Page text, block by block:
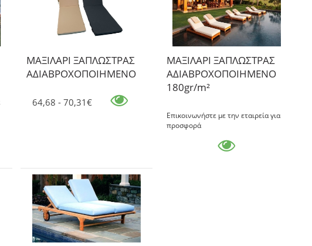
ΜΑΞΙΛΑΡΙ ΞΑΠΛΩΣΤΡΑΣ
ΑΔΙΑΒΡΟΧΟΠΟΙΗΜΕΝΟ
64,68 - 70,31€
ΜΑΞΙΛΑΡΙ ΞΑΠΛΩΣΤΡΑΣ
ΑΔΙΑΒΡΟΧΟΠΟΙΗΜΕΝΟ
180gr/m²
Επικοινωνήστε με την εταιρεία για
προσφορά